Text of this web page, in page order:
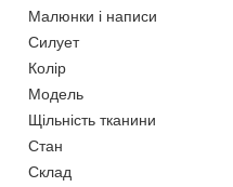
Малюнки і написи
Силует
Колір
Модель
Щільність тканини
Стан
Склад